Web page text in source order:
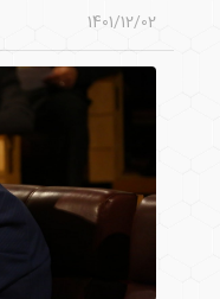
1401/12/02